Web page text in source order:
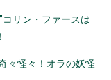
コリン・ファースは
々怪々！オラの妖怪